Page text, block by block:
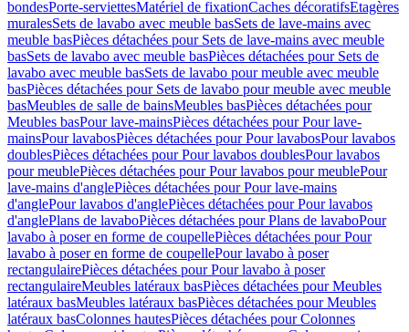
bondesPorte-serviettesMatériel de fixationCaches décoratifsEtagères
muralesSets de lavabo avec meuble basSets de lave-mains avec
meuble basPièces détachées pour Sets de lave-mains avec meuble
basSets de lavabo avec meuble basPièces détachées pour Sets de
lavabo avec meuble basSets de lavabo pour meuble avec meuble
basPièces détachées pour Sets de lavabo pour meuble avec meuble
basMeubles de salle de bainsMeubles basPièces détachées pour
Meubles basPour lave-mainsPièces détachées pour Pour lave-
mainsPour lavabosPièces détachées pour Pour lavabosPour lavabos
doublesPièces détachées pour Pour lavabos doublesPour lavabos
pour meublePièces détachées pour Pour lavabos pour meublePour
lave-mains d'anglePièces détachées pour Pour lave-mains
d'anglePour lavabos d'anglePièces détachées pour Pour lavabos
d'anglePlans de lavaboPièces détachées pour Plans de lavaboPour
lavabo à poser en forme de coupellePièces détachées pour Pour
lavabo à poser en forme de coupellePour lavabo à poser
rectangulairePièces détachées pour Pour lavabo à poser
rectangulaireMeubles latéraux basPièces détachées pour Meubles
latéraux basMeubles latéraux basPièces détachées pour Meubles
latéraux basColonnes hautesPièces détachées pour Colonnes